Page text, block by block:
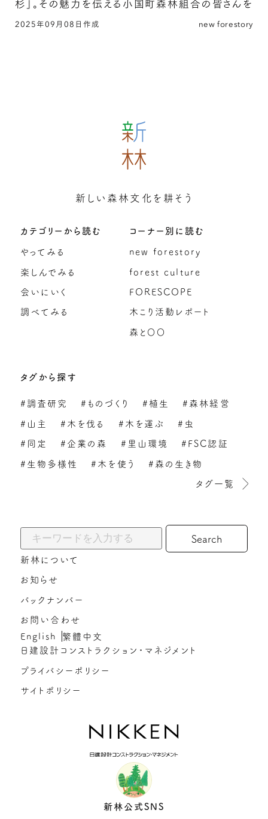
訪ねました。
2025年09月08日作成 new forestory
「阿蘇小国の森」のストーリーを伝える小国町森
新しい森林文化を耕そう
カテゴリーから読む
やってみる
楽しんでみる
会いにいく
調べてみる
コーナー別に読む
new forestory
forest culture
FORESCOPE
木こり活動レポート
森と〇〇
タグから探す
#調査研究 #ものづくり #植生
#森林経営
#山主
#木を伐る #木を運ぶ
#虫
#同定
#企業の森 #里山環境
#FSC認証
#生物多様性
#木を使う
#森の生き物
タグ一覧
キーワードから探す:
新林について
お知らせ
バックナンバー
お問い合わせ
English
繁體中文
日建設計コンストラクション・マネジメント
プライバシーポリシー
サイトポリシー
新林公式SNS